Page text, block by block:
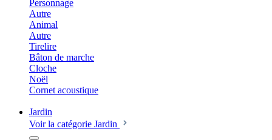
Personnage
Autre
Animal
Autre
Tirelire
Bâton de marche
Cloche
Noël
Cornet acoustique
Jardin
Voir la catégorie Jardin